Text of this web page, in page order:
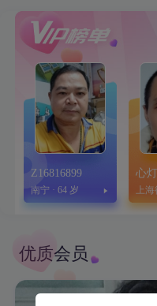
Z16816899
南宁 · 64 岁
心灯
上
优质会员